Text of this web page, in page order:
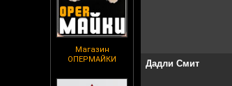
Магазин
ОПЕРМАЙКИ
Дадли Смит